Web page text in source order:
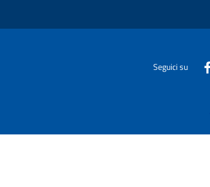
Seguici su